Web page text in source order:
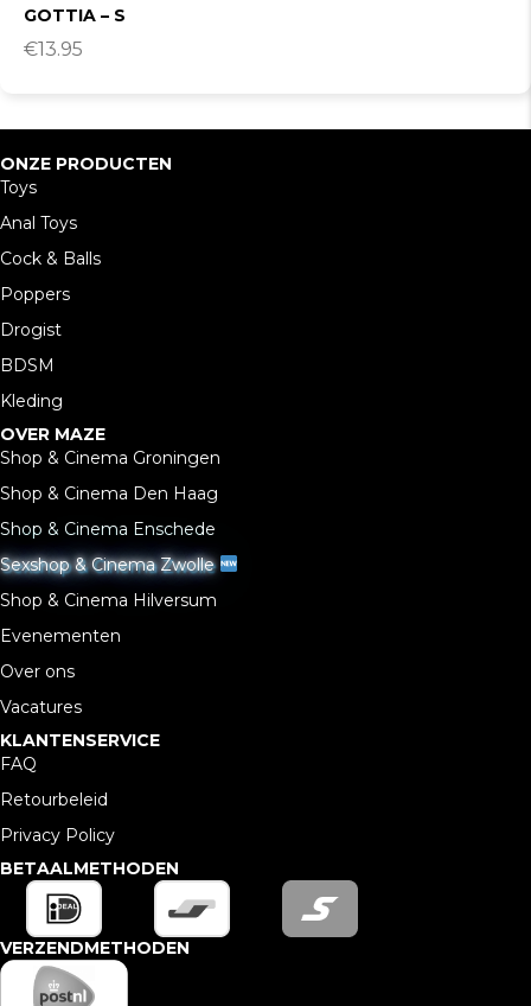
GOTTIA – S
€13.95
ONZE PRODUCTEN
Toys
Anal Toys
Cock & Balls
Poppers
Drogist
BDSM
Kleding
OVER MAZE
Shop & Cinema Groningen
Shop & Cinema Den Haag
Shop & Cinema Enschede
Sexshop & Cinema Zwolle
Shop & Cinema Hilversum
Evenementen
Over ons
Vacatures
KLANTENSERVICE
FAQ
Retourbeleid
Privacy Policy
BETAALMETHODEN
VERZENDMETHODEN